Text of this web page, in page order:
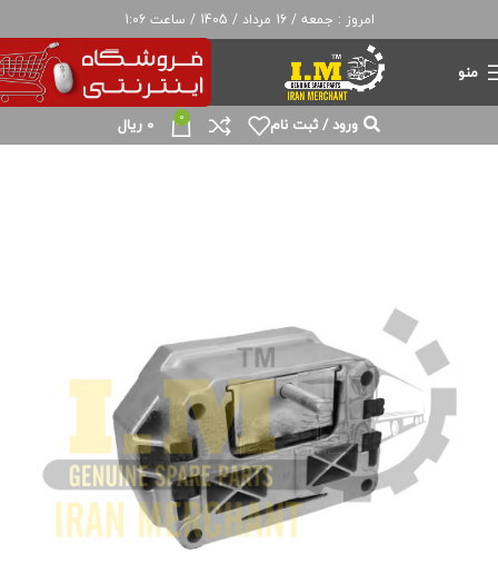
امروز : جمعه / 16 مرداد / 1405 / ساعت 1:06
منو
ورود / ثبت نام 0
0 ریال